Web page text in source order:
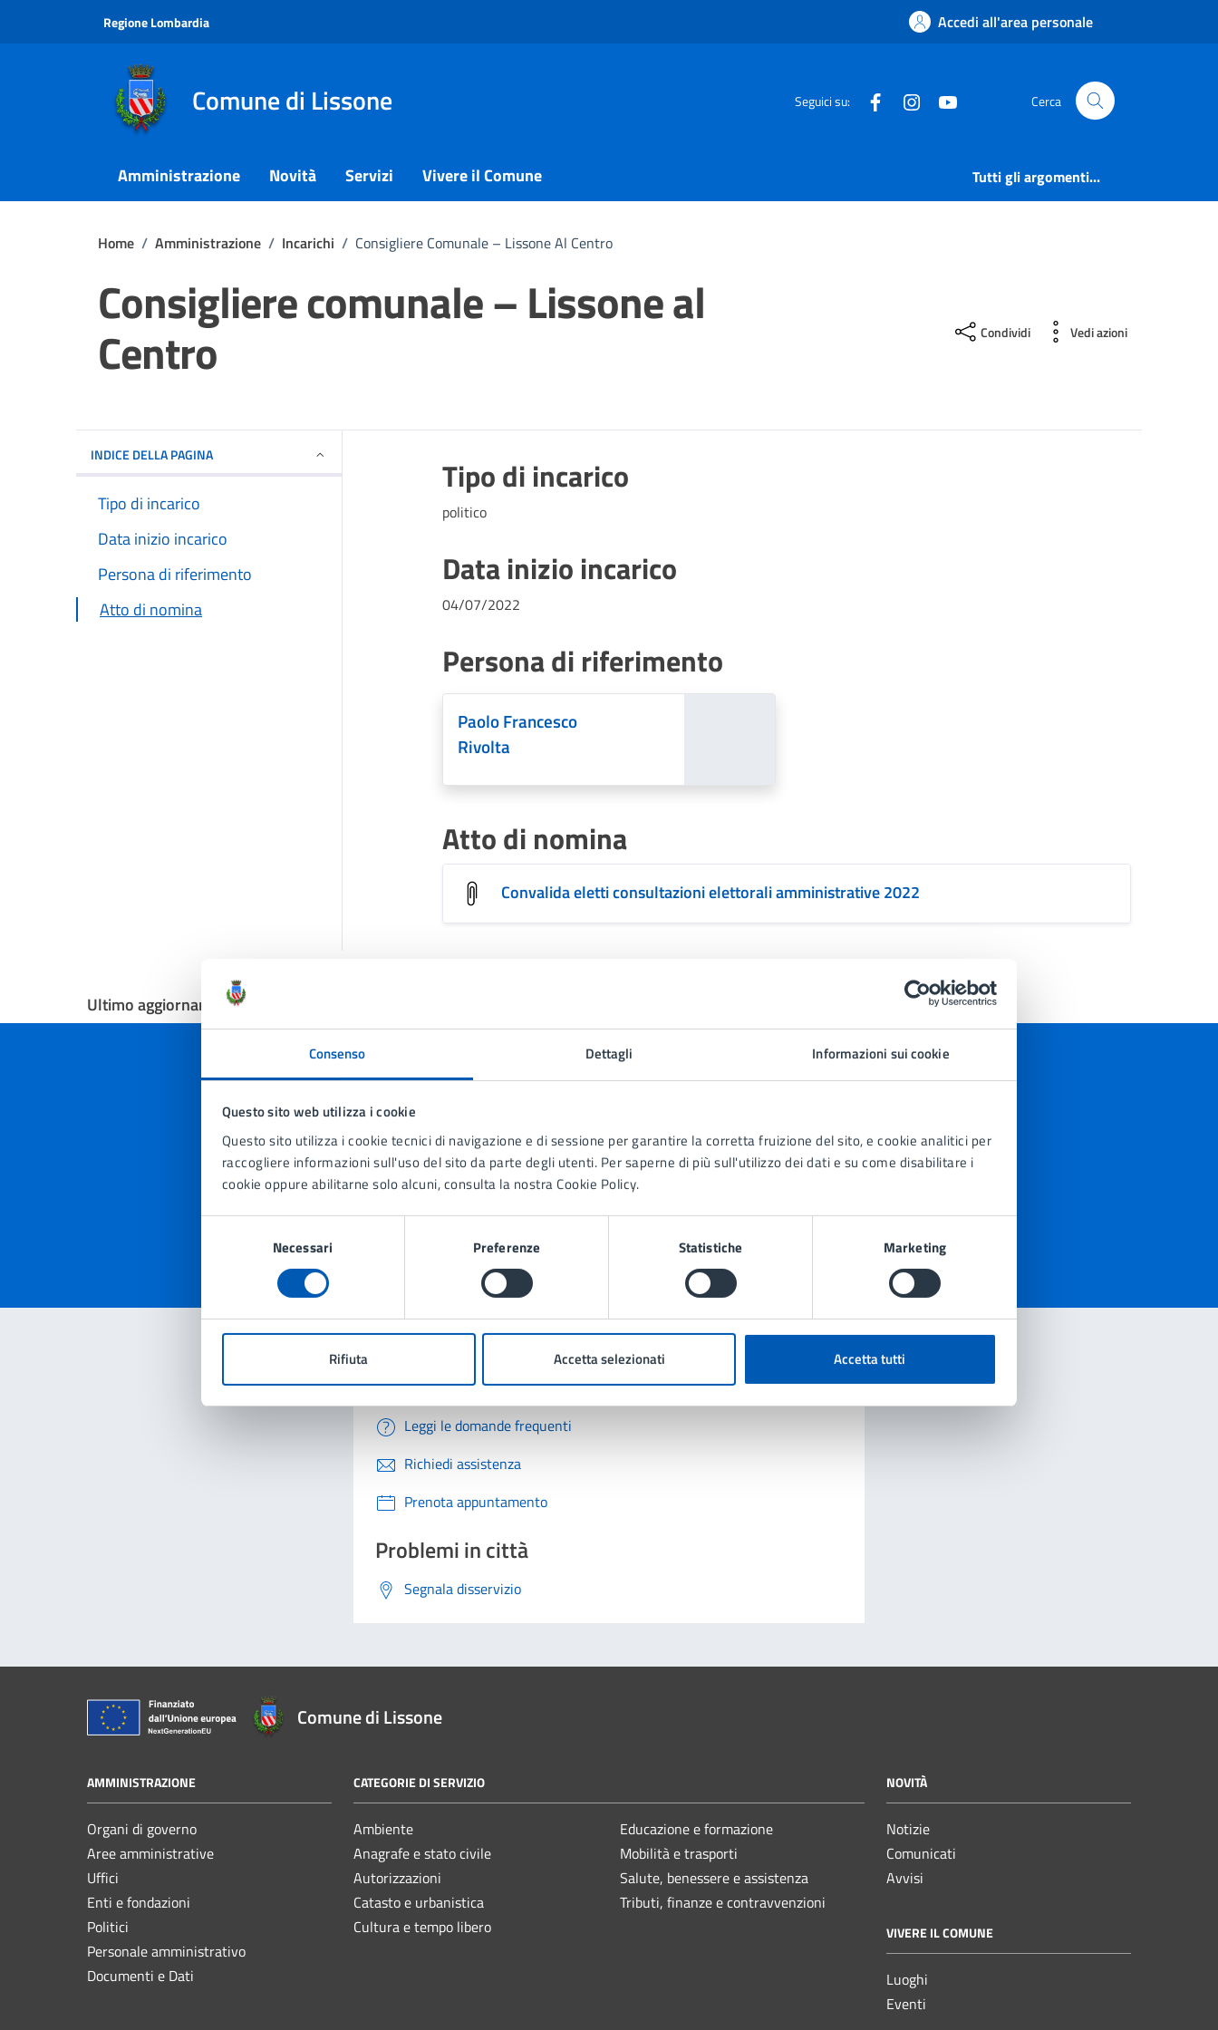
Consenso Dettagli Informazioni sui cookie
Questo sito web utilizza i cookie
Questo sito utilizza i cookie tecnici di navigazione e di sessione per garantire la corretta fruizione del sito, e cookie analitici per
raccogliere informazioni sull'uso del sito da parte degli utenti. Per saperne di più sull'utilizzo dei dati e su come disabilitare i
cookie oppure abilitarne solo alcuni, consulta la nostra Cookie Policy.
Necessari Preferenze Statistiche Marketing
Rifiuta Accetta selezionati Accetta tutti
Regione Lombardia Accedi all'area personale
Comune di Lissone Seguici su: FacebookInstagram Cerca
Amministrazione Novità Servizi Vivere il Comune Tutti gli argomenti...
Home / Amministrazione / Incarichi / Consigliere Comunale – Lissone Al Centro
Consigliere comunale – Lissone al
Centro Condividi Vedi azioni
INDICE DELLA PAGINA
Tipo di incarico
Data inizio incarico
Persona di riferimento
Atto di nomina
Tipo di incarico
politico
Data inizio incarico
04/07/2022
Persona di riferimento
Paolo Francesco
Rivolta
Atto di nomina
Convalida eletti consultazioni elettorali amministrative 2022
Ultimo aggiornamento:
Quanto sono chiare le informazioni su questa
pagina?
Valuta 5 stelle su 5
Valuta 4 stelle su 5
Valuta 3 stelle su 5
Valuta 2 stelle su 5
Valuta 1 stelle su 5
Contatta il comune
Leggi le domande frequenti
Richiedi assistenza
Prenota appuntamento
Problemi in città
Segnala disservizio
Comune di Lissone
AMMINISTRAZIONE
Organi di governo
Aree amministrative
Uffici
Enti e fondazioni
Politici
Personale amministrativo
Documenti e Dati
CATEGORIE DI SERVIZIO
Ambiente
Anagrafe e stato civile
Autorizzazioni
Catasto e urbanistica
Cultura e tempo libero
Educazione e formazione
Mobilità e trasporti
Salute, benessere e assistenza
Tributi, finanze e contravvenzioni
NOVITÀ
Notizie
Comunicati
Avvisi
VIVERE IL COMUNE
Luoghi
Eventi